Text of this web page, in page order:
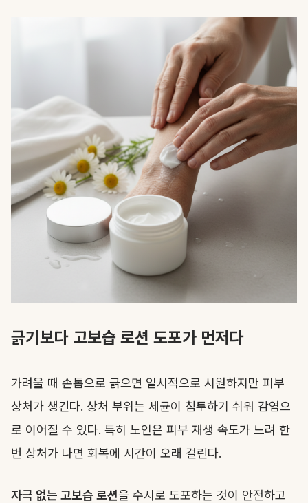
긁기보다 고보습 로션 도포가 먼저다
가려울 때 손톱으로 긁으면 일시적으로 시원하지만 피부
상처가 생긴다. 상처 부위는 세균이 침투하기 쉬워 감염으
로 이어질 수 있다. 특히 노인은 피부 재생 속도가 느려 한
번 상처가 나면 회복에 시간이 오래 걸린다.
자극 없는 고보습 로션을 수시로 도포하는 것이 안전하고